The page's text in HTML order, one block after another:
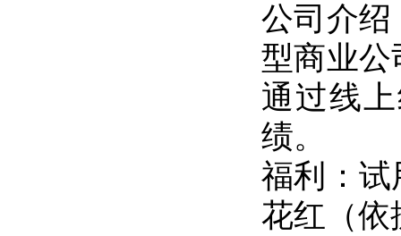
公司介绍
型商业公
通过线
绩。
福利：试
花红（依